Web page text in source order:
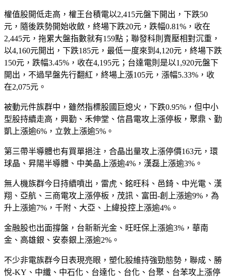
權值股開低走高，權王台積電以2,415元盤下開出，下跌50
元，隨後跌勢開始收斂，終場下跌20元，跌幅0.81%，收在
2,445元，拖累大盤指數就有159點；聯發科則賣壓相對沉重，
以4,160元開出，下跌185元，最低一度來到4,120元，終場下跌
150元，跌幅3.45%，收在4,195元；台達電則是以1,920元盤下
開出，不過早盤先行翻紅，終場上漲105元，漲幅5.33%，收
在2,075元。
被動元件族群中，雖然指標股國巨熄火，下跌0.95%，但中小
型股持續走高，興勤、禾伸堂、信昌電攻上漲停板，聚鼎、勤
凱上漲逾6%，立敦上漲逾5%。
第三帶半導體也有買單挹注，合晶出量攻上漲停價163元，環
球晶、昇陽半導體、中美晶上漲逾4%，漢磊上漲逾3%。
無人機族群今日持續噴出，雷虎、銘旺科、邑錡、中光電、漢
翔、亞航、三商電攻上漲停板，茂訊、富田-創上漲逾9%，為
升上漲逾7%，千附、大亞、上緯投控上漲逾4%。
金融股也出面撐盤，台新新光金、旺旺保上漲逾3%，華南
金、高雄銀、安泰銀上漲逾2%。
不少非電族群今日表現亮眼，塑化股維持強勁態勢，聯成、勝
悅-KY、中纖、中石化、台達化、台化、台聚、台苯攻上漲停